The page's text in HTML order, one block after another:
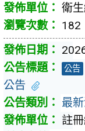
衛
182
公告
公告
最
註